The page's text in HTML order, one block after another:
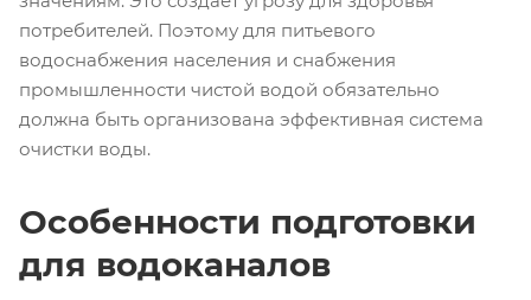
потребителей. Поэтому для питьевого
водоснабжения населения и снабжения
промышленности чистой водой обязательно
должна быть организована эффективная система
очистки воды.
Особенности подготовки
для водоканалов